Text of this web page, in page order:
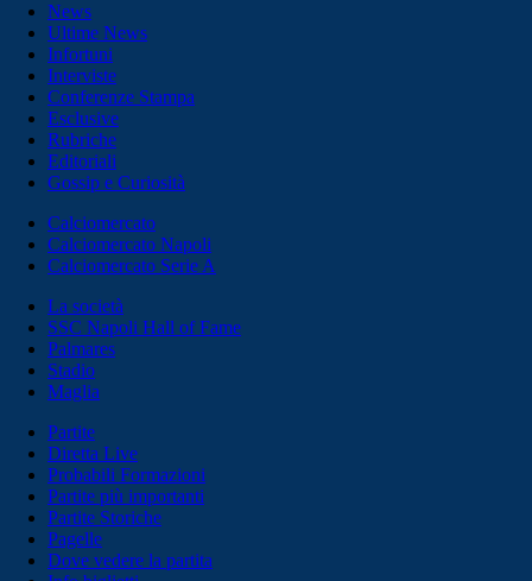
News
Ultime News
Infortuni
Interviste
Conferenze Stampa
Esclusive
Rubriche
Editoriali
Gossip e Curiosità
Calciomercato
Calciomercato Napoli
Calciomercato Serie A
La società
SSC Napoli Hall of Fame
Palmares
Stadio
Maglia
Partite
Diretta Live
Probabili Formazioni
Partite più importanti
Partite Storiche
Pagelle
Dove vedere la partita